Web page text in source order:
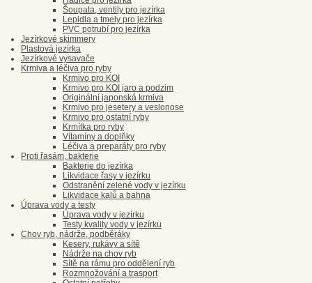
Šoupata, ventily pro jezírka
Lepidla a tmely pro jezírka
PVC potrubí pro jezírka
Jezírkové skimmery
Plastová jezírka
Jezírkové vysavače
Krmiva a léčiva pro ryby
Krmivo pro KOI
Krmivo pro KOI jaro a podzim
Originální japonská krmiva
Krmivo pro jesetery a veslonose
Krmivo pro ostatní ryby
Krmítka pro ryby
Vítamíny a doplňky
Léčiva a preparáty pro ryby
Proti řasám, bakterie
Bakterie do jezírka
Likvidace řasy v jezírku
Odstranění zelené vody v jezírku
Likvidace kalů a bahna
Úprava vody a testy
Úprava vody v jezírku
Testy kvality vody v jezírku
Chov ryb, nádrže, podběráky
Kesery, rukávy a sítě
Nádrže na chov ryb
Sítě na rámu pro oddělení ryb
Rozmnožování a trasport